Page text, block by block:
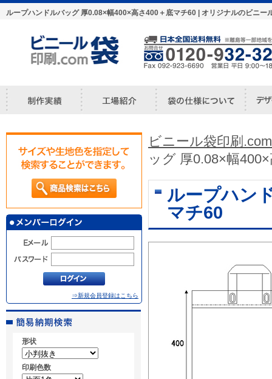
ループハンドルバッグ 厚0.08×幅400×高さ400＋底マチ60 | オリジナルのビニ
⇒新規会員登録はこちら
形状
印刷色数
ビニール袋印刷
ッグ 厚0.08×幅
ループハン
マチ60